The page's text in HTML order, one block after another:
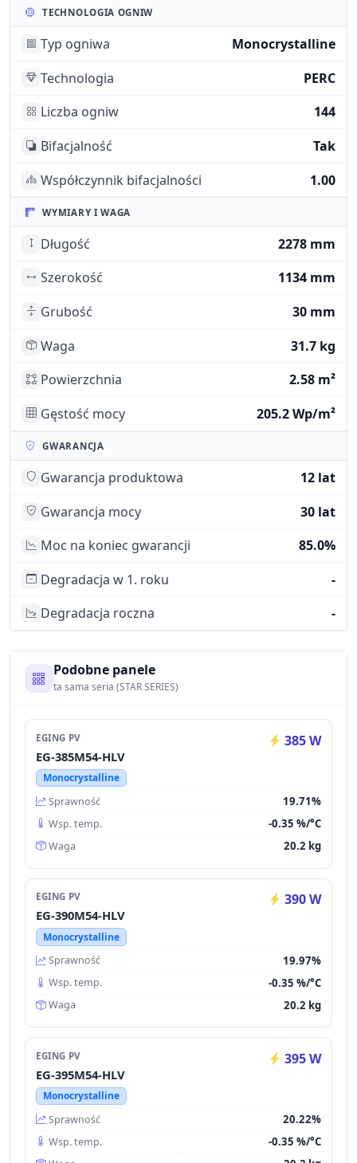
TECHNOLOGIA OGNIW
Typ ogniwa
Monocrystalline
Technologia
PERC
Liczba ogniw
144
Bifacjalność
Tak
Współczynnik bifacjalności
1.00
WYMIARY I WAGA
Długość
2278 mm
Szerokość
1134 mm
Grubość
30 mm
Waga
31.7 kg
Powierzchnia
2.58 m²
Gęstość mocy
205.2 Wp/m²
GWARANCJA
Gwarancja produktowa
12 lat
Gwarancja mocy
30 lat
Moc na koniec gwarancji
85.0%
Degradacja w 1. roku
-
Degradacja roczna
-
Podobne panele
ta sama seria (STAR SERIES)
EGING PV 385 W
EG-385M54-HLV
Monocrystalline
Sprawność
19.71%
Wsp. temp. -0.35 %/°C
Waga 20.2 kg
EGING PV 390 W
EG-390M54-HLV
Monocrystalline
Sprawność
19.97%
Wsp. temp. -0.35 %/°C
Waga 20.2 kg
EGING PV 395 W
EG-395M54-HLV
Monocrystalline
Sprawność
20.22%
Wsp. temp. -0.35 %/°C